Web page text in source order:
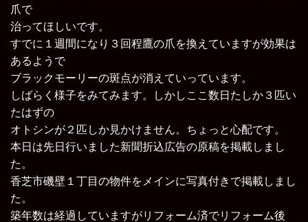
爪で
治ってほしいです。
すでに１週間になり３回程鷹の爪を換えていますが効果は
あるようで
ブラックモーリーの斑点が消えていっています。
しばらく様子をみてみます。しかしここ数日たしか３匹い
たはずの
オトシンが２匹しか見かけません。ちょっと心配です。
本日は先日行いました新聞折込広告の原稿を掲載しまし
た。
香芝市磯壁１丁目の物件をメインに写真付きで掲載しまし
た。
築年数は経過していますがリフォーム済でリフォーム後